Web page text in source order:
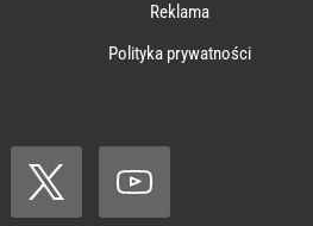
Reklama
Polityka prywatności